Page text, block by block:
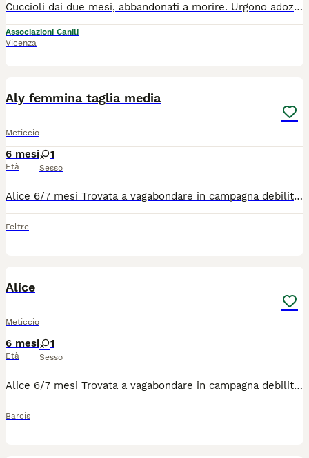
Cuccioli dai due mesi, abbandonati a morire. Urgono adozioni Li affidiamo sverminati vaccinati e microchippati Per adozioni *34*057!83896! Future taglie MEDIE sui 25 kg da adulti circa. Arrivo in staffetta a padova!
Associazioni Canili
Vicenza
Aly femmina taglia media
Meticcio
6 mesi
Età
1
Sesso
Alice 6/7 mesi Trovata a vagabondare in campagna debilitata e con febbre alta. Adesso sta bene e presto potrà andare a casa. Socievole, dolcissima molto affettuosa. Va d’accordo con cani e gatti. Per lei si cerca famiglia con pazienza ed esperienza. È una cucciola vivace che va educata. Scrivete un breve messaggio di presentazione ( nome - età - città- esperienza con i cani - tempi da dedicare a lei)
Feltre
Alice
Meticcio
6 mesi
Età
1
Sesso
Alice 6/7 mesi Trovata a vagabondare in campagna debilitata e con febbre alta. Adesso sta bene e presto potrà andare a casa. Socievole, dolcissima molto affettuosa. Va d’accordo con cani e gatti. Per lei si cerca famiglia con pazienza ed esperienza. È una cucciola vivace che va educata. Scrivete un breve messaggio di presentazione ( nome - età - città- esperienza con i cani - tempi da dedicare a lei)
Barcis